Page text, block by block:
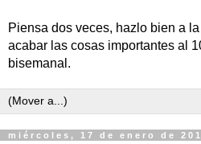
Piensa dos veces, hazlo bien a
acabar las cosas importantes al
bisemanal.
miércoles, 17 de enero de